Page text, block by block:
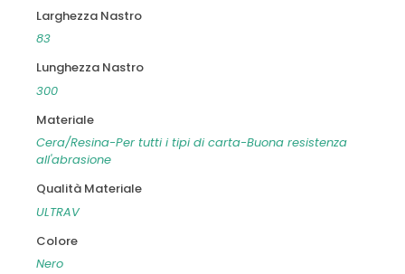
300m
Larghezza Nastro
83
Lunghezza Nastro
300
Materiale
Cera/Resina-Per tutti i tipi di carta-Buona resistenza
all'abrasione
Qualità Materiale
ULTRAV
Colore
Nero